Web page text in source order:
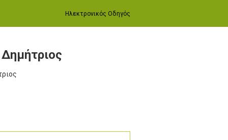
Ηλεκτρονικός Οδηγός